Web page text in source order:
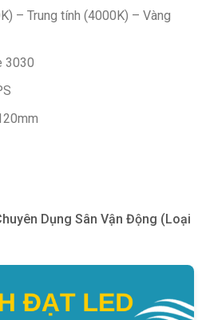
– Trung tính (4000K) – Vàng
3030
Dụng Sân Vận Động (Loại